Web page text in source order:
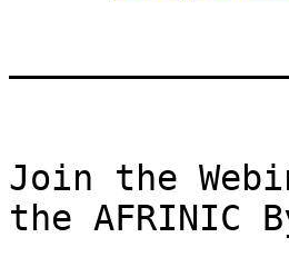
Join the
the AFRINIC